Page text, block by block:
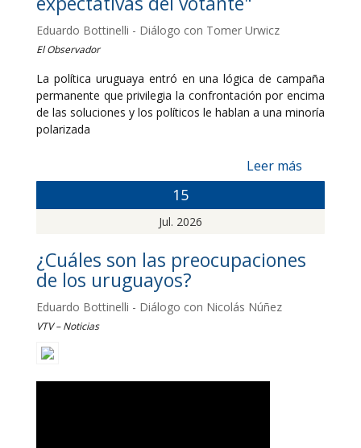
Eduardo Bottinelli - Diálogo con Tomer Urwicz
El Observador
La política uruguaya entró en una lógica de campaña
permanente que privilegia la confrontación por encima
de las soluciones y los políticos le hablan a una minoría
polarizada
Leer más
15
Jul. 2026
¿Cuáles son las preocupaciones
de los uruguayos?
Eduardo Bottinelli - Diálogo con Nicolás Núñez
VTV – Noticias